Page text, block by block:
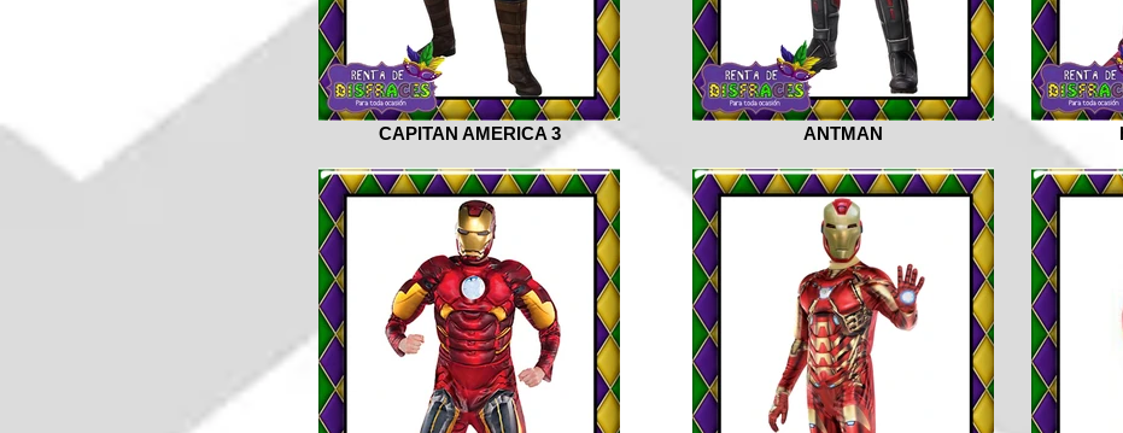
CAPITAN AMERICA 3 ANTMAN